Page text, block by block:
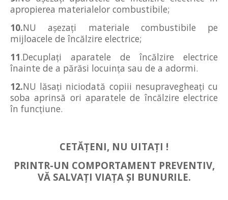
apropierea materialelor combustibile;
10.NU aşezaţi materiale combustibile pe
mijloacele de încălzire electrice;
11.Decuplaţi aparatele de încălzire electrice
înainte de a părăsi locuinţa sau de a adormi.
12.NU lăsaţi niciodată copiii nesupravegheaţi cu
soba aprinsă ori aparatele de încălzire electrice
în funcţiune.
CETĂŢENI, NU UITAŢI !
PRINTR-UN COMPORTAMENT PREVENTIV,
VĂ SALVAŢI VIAŢA ŞI BUNURILE.